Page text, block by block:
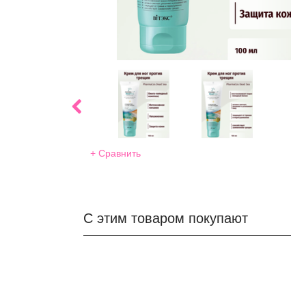
+ Сравнить
С этим товаром покупают